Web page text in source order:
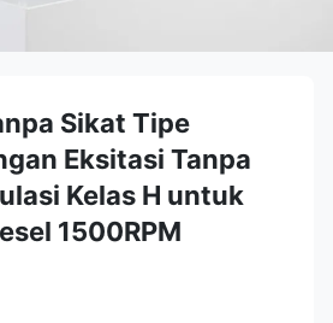
Sikat Tipe
Eksitasi Tanpa
Kelas H untuk
1500RPM